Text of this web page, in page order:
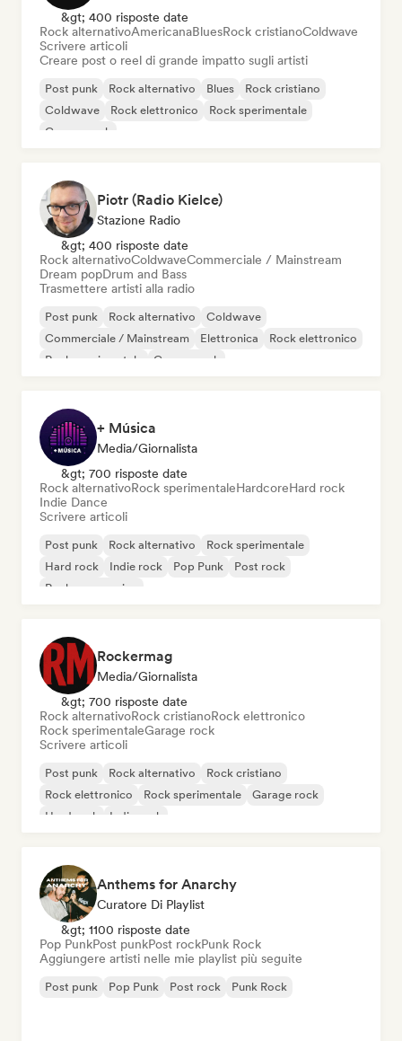
&gt; 400 risposte date
Rock alternativoAmericanaBluesRock cristianoColdwave
Scrivere articoli
Creare post o reel di grande impatto sugli artisti
Post punk Rock alternativo Blues
Rock cristiano
Coldwave
Rock elettronico
Rock sperimentale
Garage rock
Piotr (Radio Kielce)
Stazione Radio
&gt; 400 risposte date
Rock alternativoColdwaveCommerciale / Mainstream
Dream popDrum and Bass
Trasmettere artisti alla radio
Post punk Rock alternativo
Coldwave
Commerciale / Mainstream
Elettronica
Rock elettronico
Rock sperimentale
Garage rock
+ Música
Media/Giornalista
&gt; 700 risposte date
Rock alternativoRock sperimentaleHardcoreHard rock
Indie Dance
Scrivere articoli
Post punk Rock alternativo
Rock sperimentale
Hard rock
Indie rock Pop Punk
Post rock
Rock progressivo
Rockermag
Media/Giornalista
&gt; 700 risposte date
Rock alternativoRock cristianoRock elettronico
Rock sperimentaleGarage rock
Scrivere articoli
Post punk Rock alternativo
Rock cristiano
Rock elettronico
Rock sperimentale
Garage rock
Hard rock
Indie rock
Anthems for Anarchy
Curatore Di Playlist
&gt; 1100 risposte date
Pop PunkPost punkPost rockPunk Rock
Aggiungere artisti nelle mie playlist più seguite
Post punk Pop Punk Post rock Punk Rock